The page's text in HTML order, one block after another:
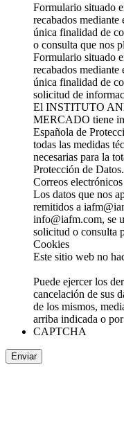
Formulario situado
recabados
única finalidad de
o consulta que nos
Formulario situado
recabados
única finalidad de
solicitud de
El INSTITUTO
MERCADO tiene
Española de
todas las medidas
necesarias para la
Protección de Datos.
Correos electrónicos
Los datos que nos
remitidos a
info@iafm.com, se
solicitud o consulta
Cookies
Este sitio web no
Puede ejercer los
cancelación de sus
de los mismos,
arriba indicada o
CAPTCHA